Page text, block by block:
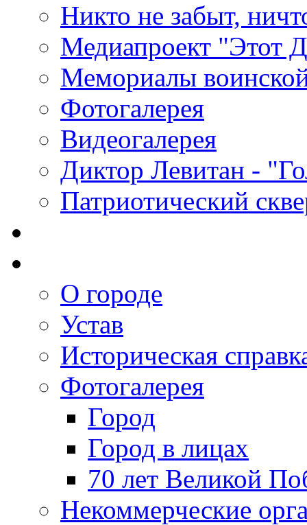
Никто не забыт,
Медиапроект "Этот
Мемориалы
Фотогалерея
Видеогалерея
Диктор Левитан -
Патриотический
О городе
Устав
Историческая
Фотогалерея
Город
Город в лицах
70 лет Великой
Некоммерческие